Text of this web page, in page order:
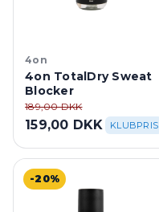
4on
4on TotalDry Sweat
Blocker
189,00 DKK
159,00 DKK KLUBPRIS
-20%